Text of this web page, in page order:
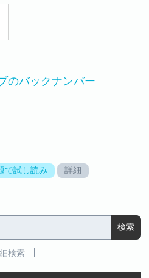
のバックナンバー
で試し読み 詳細
検索